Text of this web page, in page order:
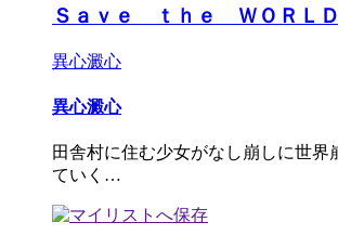
Ｓａｖｅ ｔｈｅ ＷＯＲＬＤ
異心澱心
異心澱心
田舎村に住む少女がなし崩しに世界
ていく…